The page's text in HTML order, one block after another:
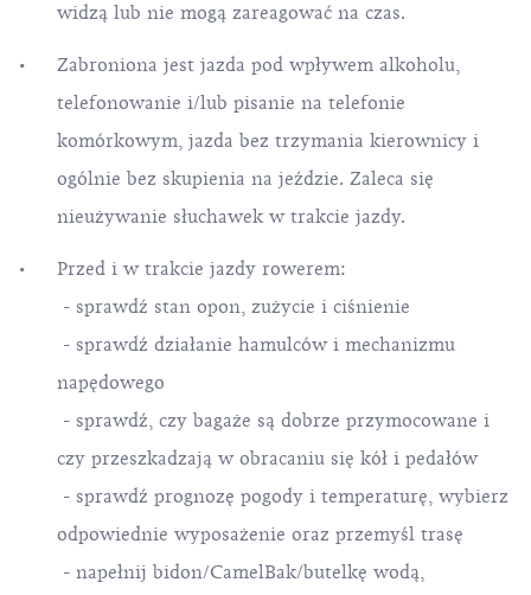
widzą lub nie mogą zareagować na czas.
Zabroniona jest jazda pod wpływem alkoholu,
telefonowanie i/lub pisanie na telefonie
komórkowym, jazda bez trzymania kierownicy i
ogólnie bez skupienia na jeździe. Zaleca się
nieużywanie słuchawek w trakcie jazdy.
Przed i w trakcie jazdy rowerem:
- sprawdź stan opon, zużycie i ciśnienie
- sprawdź działanie hamulców i mechanizmu
napędowego
- sprawdź, czy bagaże są dobrze przymocowane i
czy przeszkadzają w obracaniu się kół i pedałów
- sprawdź prognozę pogody i temperaturę, wybierz
odpowiednie wyposażenie oraz przemyśl trasę
- napełnij bidon/CamelBak/butelkę wodą,